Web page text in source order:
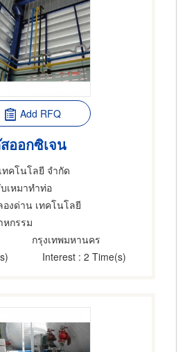
Add RFQ
ออกซิเจน
คโนโลยี จำกัด
เหมาทำท่อ
องด่าน เทคโนโลยี
หกรรม
กรุงเทพมหานคร
Interest : 2 Time(s)